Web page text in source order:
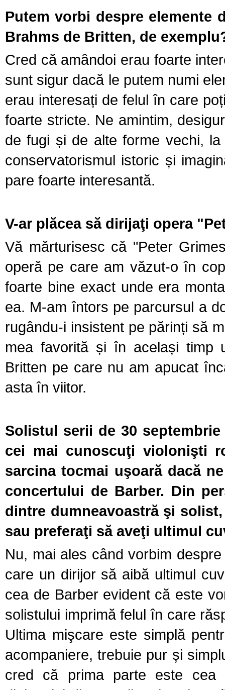
Putem vorbi despre elemente
Brahms de Britten, de
Cred că amândoi erau foarte
sunt sigur dacă le putem numi
erau interesați de felul în care
foarte stricte. Ne amintim,
de fugi și de alte forme vechi,
conservatorismul istoric și
pare foarte interesantă.
V-ar plăcea să dirijaţi opera
Vă mărturisesc că "Peter
operă pe care am văzut-o în
foarte bine exact unde era
ea. M-am întors pe parcursul a
rugându-i insistent pe părinți să
mea favorită și în același timp
Britten pe care nu am apucat
asta în viitor.
Solistul serii de 30
cei mai cunoscuţi violonişti
sarcina tocmai uşoară dacă
concertului de Barber. Din
dintre dumneavoastră şi
sau preferaţi să aveţi ultimul
Nu, mai ales când vorbim
care un dirijor să aibă ultimul
cea de Barber evident că este
solistului imprimă felul în care
Ultima mişcare este simplă
acompaniere, trebuie pur și
cred că prima parte este cea